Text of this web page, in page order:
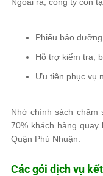
Phiếu bảo
Hỗ trợ kiểm tra,
Ưu tiên phục vụ
Nhờ chính sách chăm
70% khách hàng
Quận Phú Nhuận.
Các gói dịch vụ